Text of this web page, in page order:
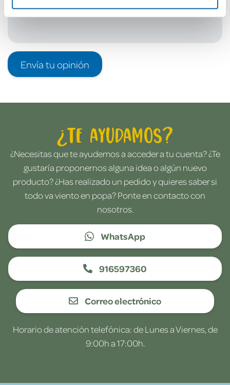
Envía tu opinión
¿Te ayudamos?
¿Necesitas que te ayudemos a acceder a tu cuenta? ¿Te
gustaría proponernos alguna idea o algún nuevo
producto? ¿Has realizado un pedido y quieres saber si
todo va viento en popa? Ponte en contacto con
nosotros.
WhatsApp
916597360
Correo electrónico
Horario de atención telefónica: de Lunes a Viernes, de
9:00h a 17:00h.